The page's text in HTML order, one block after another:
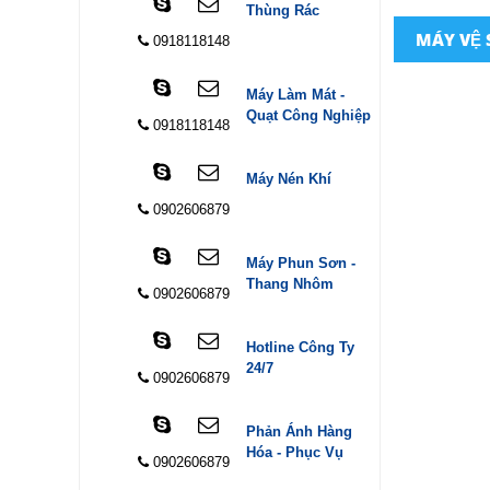
0918118148
Thùng Rác
0918118148
Máy Làm Mát -
Quạt Công Nghiệp
0902606879
Máy Nén Khí
0902606879
Máy Phun Sơn -
Thang Nhôm
0902606879
Hotline Công Ty
24/7
0902606879
Phản Ánh Hàng
Hóa - Phục Vụ
MÁY VỆ